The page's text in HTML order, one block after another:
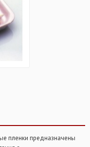
пленки предназначены